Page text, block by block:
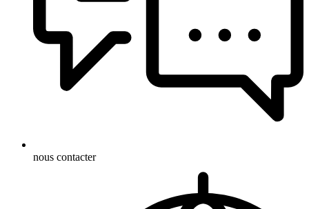
nous contacter